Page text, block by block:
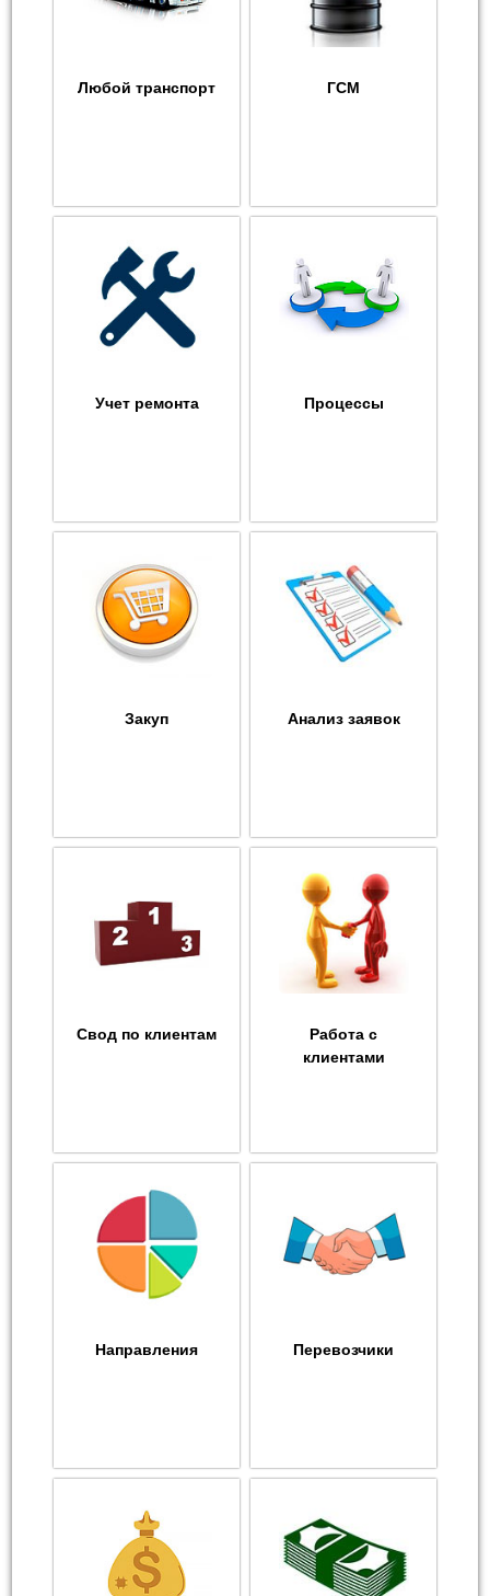
Любой транспорт ГСМ
Учет ремонта Процессы
Закуп Анализ заявок
Свод по клиентам
Работа с
клиентами
Направления Перевозчики